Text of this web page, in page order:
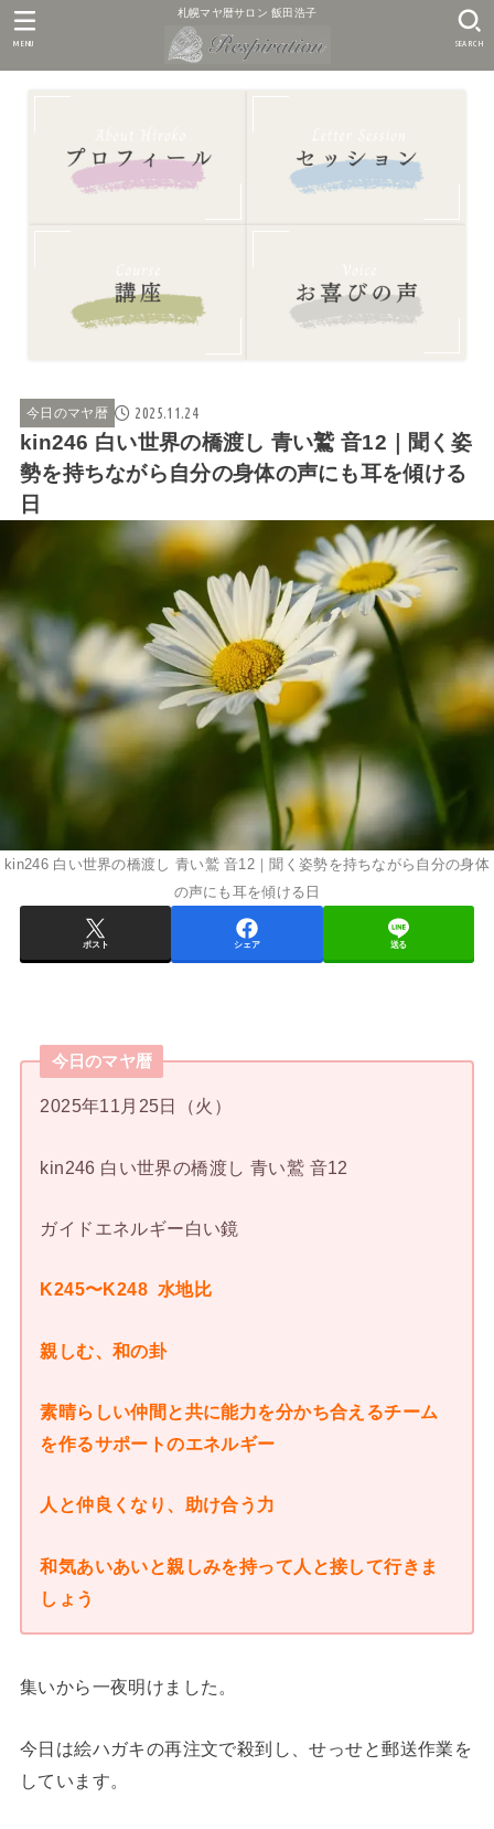
札幌マヤ暦サロン 飯田浩子
SEARCH
MENU
今日のマヤ暦 2025.11.24
kin246 白い世界の橋渡し 青い鷲 音12｜聞く姿
勢を持ちながら自分の身体の声にも耳を傾ける
日
kin246 白い世界の橋渡し 青い鷲 音12｜聞く姿勢を持ちながら自分の身体
の声にも耳を傾ける日
ポスト シェア 送る
今日のマヤ暦
2025年11月25日（火）
kin246 白い世界の橋渡し 青い鷲 音12
ガイドエネルギー白い鏡
K245〜K248 水地比
親しむ、和の卦
素晴らしい仲間と共に能力を分かち合えるチーム
を作るサポートのエネルギー
人と仲良くなり、助け合う力
和気あいあいと親しみを持って人と接して行きま
しょう
集いから一夜明けました。
今日は絵ハガキの再注文で殺到し、せっせと郵送作業を
しています。